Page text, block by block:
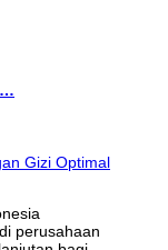
perusahaan